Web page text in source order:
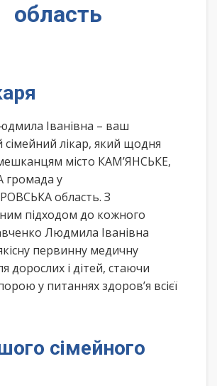
область
Іванівна – ваш
сімейний лікар, який щодня
місто КАМ’ЯНСЬКЕ,
громада у
область. З
підходом до кожного
Людмила Іванівна
первинну медичну
дорослих і дітей, стаючи
у питаннях здоров’я всієї
сімейного